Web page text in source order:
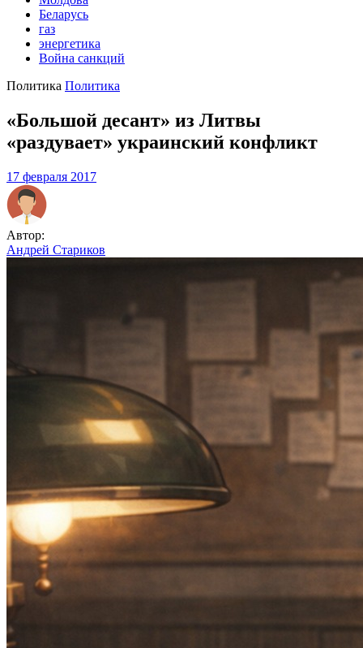
Беларусь
газ
энергетика
Война санкций
Политика Политика
«Большой десант» из Литвы
«раздувает» украинский конфликт
17 февраля 2017
Автор:
Андрей Стариков